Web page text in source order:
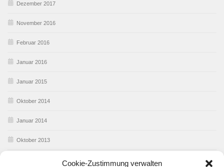
Cookie-Zustimmung verwalten
Dezember 2017
November 2016
Februar 2016
Januar 2016
Januar 2015
Oktober 2014
Januar 2014
Oktober 2013